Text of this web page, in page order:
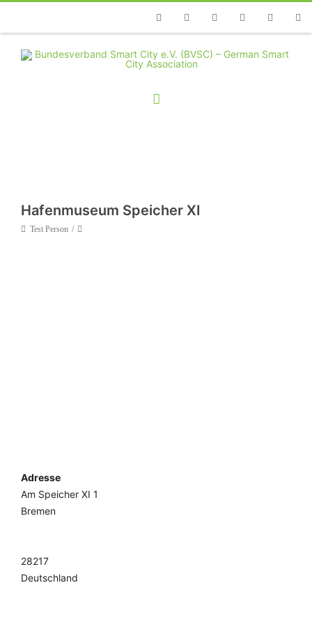
TelefonFacebookTwitterYoutubeInstagramLinkedin
Hafenmuseum Speicher XI
Test Person
Adresse
Am Speicher XI 1
Bremen
28217
Deutschland